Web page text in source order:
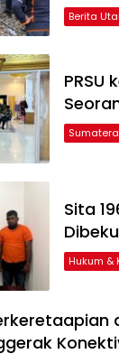
Berita
Sita
Hukum &